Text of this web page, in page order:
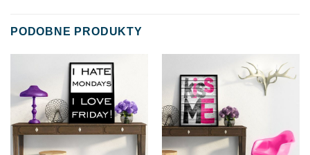
PODOBNE PRODUKTY